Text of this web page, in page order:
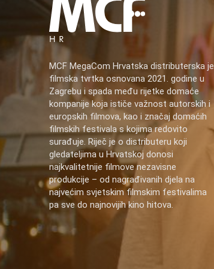
MCF MegaCom Hrvatska distributerska je
filmska tvrtka osnovana 2021. godine u
Zagrebu i spada među rijetke domaće
kompanije koja ističe važnost autorskih i
europskih filmova, kao i značaj domaćih
filmskih festivala s kojima redovito
surađuje. Riječ je o distributeru koji
gledateljima u Hrvatskoj donosi
najkvalitetnije filmove nezavisne
produkcije – od nagrađivanih djela na
najvećim svjetskim filmskim festivalima
pa sve do najnovijih kino hitova.